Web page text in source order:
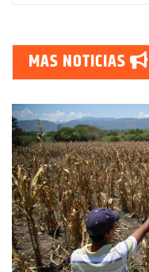
MAS NOTICIAS